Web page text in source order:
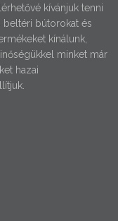
kívánjuk tenni
bútorokat és
kínálunk,
minket már
hazai